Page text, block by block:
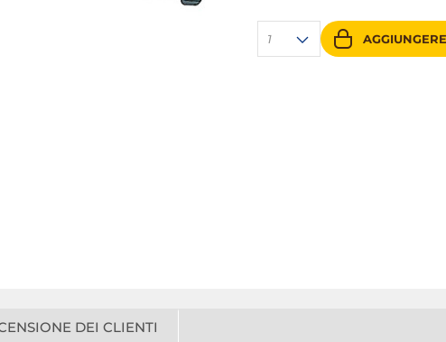
1
DEI CLIENTI